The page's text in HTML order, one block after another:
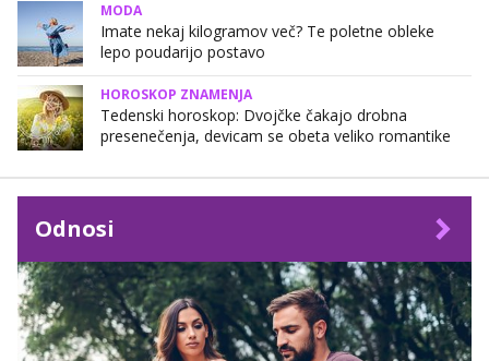
MODA
Imate nekaj kilogramov več? Te poletne obleke
lepo poudarijo postavo
HOROSKOP ZNAMENJA
Tedenski horoskop: Dvojčke čakajo drobna
presenečenja, devicam se obeta veliko romantike
Odnosi